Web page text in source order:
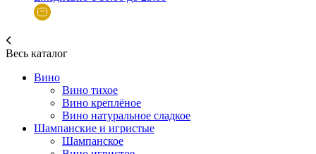
Весь каталог
Вино
Вино тихое
Вино креплёное
Вино натуральное сладкое
Шампанские и игристые
Шампанское